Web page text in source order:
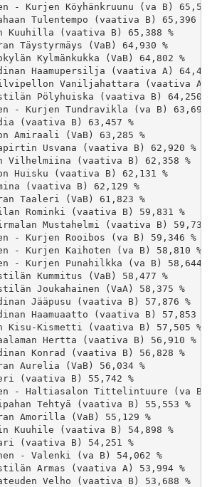
- Kurjen Köyhänkruunu (va B)
Tulentempo (vaativa B) 65,396 %
Kuuhilla (vaativa B) 65,388 %
Täystyrmäys (VaB) 64,930 %
Kylmänkukka (VaB) 64,802 %
Haamupersilja (vaativa A) 64,433
Vaniljahattara (vaativa A)
Pölyhuiska (vaativa B) 64,250
- Kurjen Tundravikla (va B) 63,696
(vaativa B) 63,457 %
Amiraali (VaB) 63,285 %
Usvana (vaativa B) 62,920 %
Vilhelmiina (vaativa B) 62,358 %
Huisku (vaativa B) 62,131 %
(vaativa B) 62,129 %
Taaleri (VaB) 61,823 %
Rominki (vaativa B) 59,831 %
Mustahelmi (vaativa B) 59,733
- Kurjen Rooibos (va B) 59,346 %
- Kurjen Kaihoten (va B) 58,810 %
- Kurjen Punahilkka (va B) 58,644
Kummitus (VaB) 58,477 %
Joukahainen (VaA) 58,375 %
Jääpusu (vaativa B) 57,876 %
Haamuaatto (vaativa B) 57,853 %
Kisu-Kismetti (vaativa B) 57,505 %
Hertta (vaativa B) 56,910 %
Konrad (vaativa B) 56,828 %
Aurelia (VaB) 56,034 %
(vaativa B) 55,742 %
- Haltiasalon Tittelintuure (va B)
Tehtyä (vaativa B) 55,553 %
Amorilla (VaB) 55,129 %
Kuuhile (vaativa B) 54,898 %
(vaativa B) 54,251 %
- Valenki (va B) 54,062 %
Armas (vaativa A) 53,994 %
Velho (vaativa B) 53,688 %